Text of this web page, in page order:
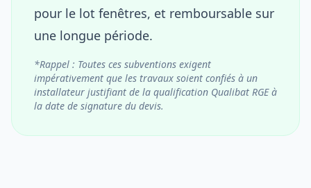
pour le lot fenêtres, et remboursable sur
une longue période.
*Rappel : Toutes ces subventions exigent
impérativement que les travaux soient confiés à un
installateur justifiant de la qualification Qualibat RGE à
la date de signature du devis.